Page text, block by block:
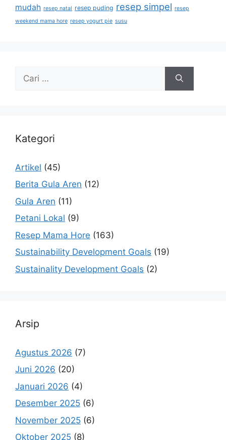
mudah resep natal resep puding resep simpel resep
weekend mama hore resep yogurt pie susu
Kategori
Artikel (45)
Berita Gula Aren (12)
Gula Aren (11)
Petani Lokal (9)
Resep Mama Hore (163)
Sustainability Development Goals (19)
Sustainality Development Goals (2)
Arsip
Agustus 2026 (7)
Juni 2026 (20)
Januari 2026 (4)
Desember 2025 (6)
November 2025 (6)
Oktober 2025 (8)